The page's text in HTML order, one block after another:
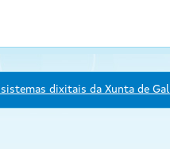
dixitais da Xunta de